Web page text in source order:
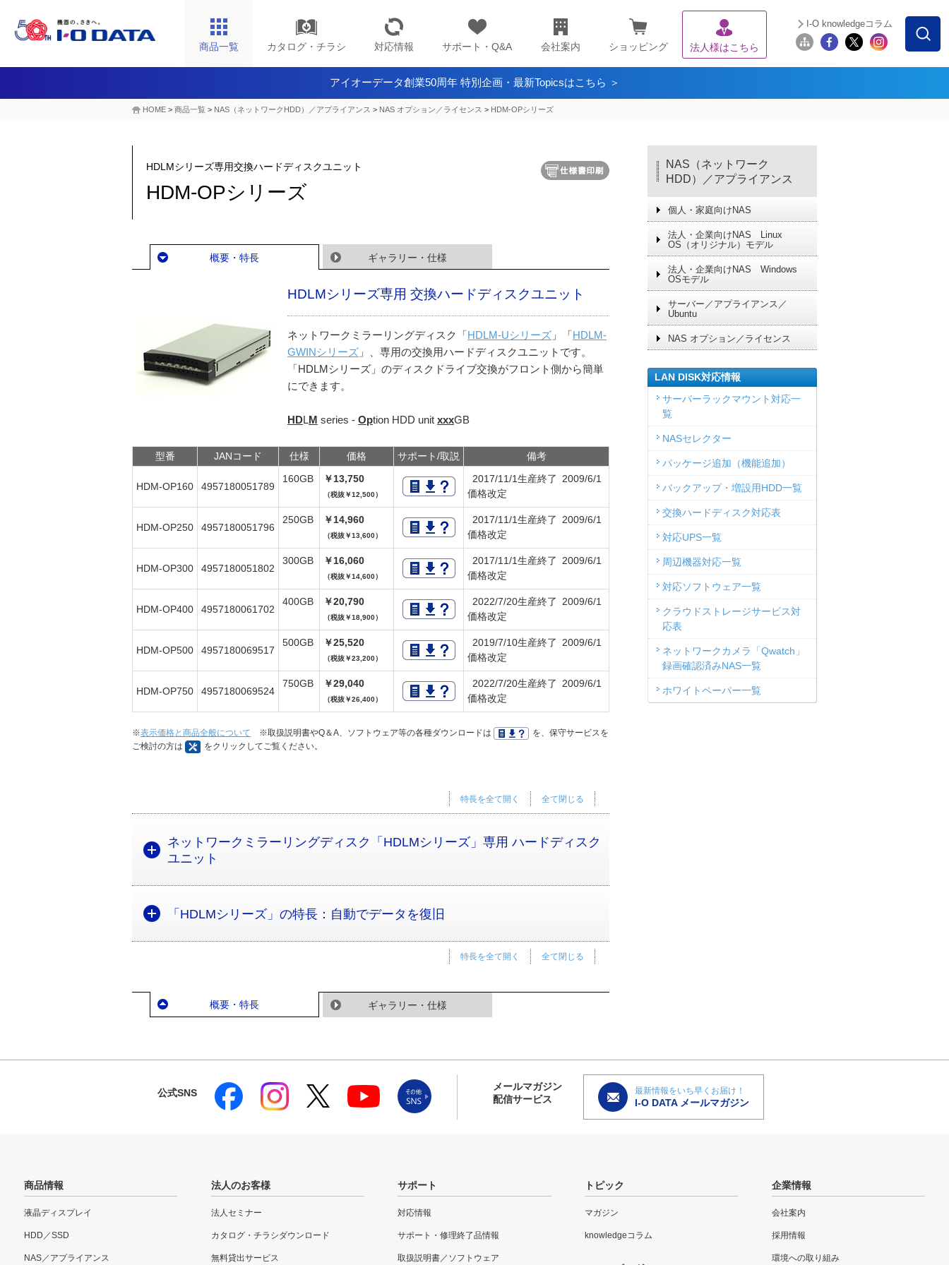
商品一覧 カタログ・チラシ 対応情報 サポート・Q&A 会社案内 ショッピング 法人様はこちら
I-O knowledgeコラム
アイオーデータ創業50周年 特別企画・最新Topicsはこちら ＞
HOME > 商品一覧 > NAS（ネットワークHDD）／アプライアンス​ > NAS オプション／ライセンス > HDM-OPシリーズ
HDLMシリーズ専用交換ハードディスクユニット
HDM-OPシリーズ
概要・特長 ギャラリー・仕様
HDLMシリーズ専用 交換ハードディスクユニット
ネットワークミラーリングディスク「HDLM-Uシリーズ 」「HDLM-
GWINシリーズ 」、専用の交換用ハードディスクユニットです。
「HDLMシリーズ」のディスクドライブ交換がフロント側から簡単
にできます。
HDLM series - Option HDD unit xxxGB
型番 JANコード 仕様 価格 サポート/取説 備考
HDM-OP160 4957180051789
160GB ￥13,750
（税抜￥12,500）
2017/11/1生産終了 2009/6/1
価格改定
HDM-OP250 4957180051796
250GB ￥14,960
（税抜￥13,600）
2017/11/1生産終了 2009/6/1
価格改定
HDM-OP300 4957180051802
300GB ￥16,060
（税抜￥14,600）
2017/11/1生産終了 2009/6/1
価格改定
HDM-OP400 4957180061702
400GB ￥20,790
（税抜￥18,900）
2022/7/20生産終了 2009/6/1
価格改定
HDM-OP500 4957180069517
500GB ￥25,520
（税抜￥23,200）
2019/7/10生産終了 2009/6/1
価格改定
HDM-OP750 4957180069524
750GB ￥29,040
（税抜￥26,400）
2022/7/20生産終了 2009/6/1
価格改定
※表示価格と商品全般について ※取扱説明書やQ＆A、ソフトウェア等の各種ダウンロードは
を、保守サービスを
ご検討の方は
をクリックしてご覧ください。
全て閉じる
特長を全て開く
ネットワークミラーリングディスク「HDLMシリーズ」専用 ハードディスク
ユニット
「HDLMシリーズ」の特長：自動でデータを復旧
全て閉じる
特長を全て開く
概要・特長 ギャラリー・仕様
NAS（ネットワーク
HDD）／アプライアンス
個人・家庭向けNAS
法人・企業向けNAS Linux
OS（オリジナル）モデル
法人・企業向けNAS Windows
OSモデル
サーバー／アプライアンス／
Ubuntu
NAS オプション／ライセンス
LAN DISK対応情報
サーバーラックマウント対応一
覧
NASセレクター
パッケージ追加（機能追加）
バックアップ・増設用HDD一覧
交換ハードディスク対応表
対応UPS一覧
周辺機器対応一覧
対応ソフトウェア一覧
クラウドストレージサービス対
応表
ネットワークカメラ「Qwatch」
録画確認済みNAS一覧
ホワイトペーパー一覧
公式SNS
メールマガジン
配信サービス
最新情報をいち早くお届け！
I-O DATA メールマガジン
商品情報
液晶ディスプレイ
HDD／SSD
NAS／アプライアンス
法人のお客様
法人セミナー
カタログ・チラシダウンロード
無料貸出サービス
サポート
対応情報
サポート・修理終了品情報
取扱説明書／ソフトウェア
トピック
マガジン
knowledgeコラム
企業情報
会社案内
採用情報
環境への取り組み